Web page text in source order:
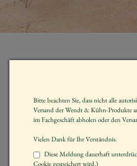
Bitte beachten Sie, dass nicht alle
Versand der Wendt & Kühn-Produkte
im Fachgeschäft abholen oder den
Vielen Dank für Ihr Verständnis.
Diese Meldung dauerhaft
Cookie gespeichert wird.)